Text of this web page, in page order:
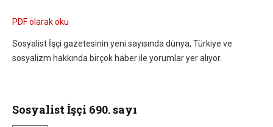
PDF olarak oku
Sosyalist İşçi gazetesinin yeni sayısında dünya, Türkiye ve
sosyalizm hakkında birçok haber ile yorumlar yer alıyor.
Sosyalist İşçi 690. sayı